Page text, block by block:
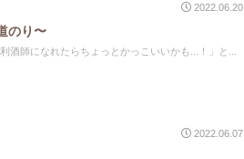
2022.06.20
のり〜
始めて、「利酒師になれたらちょっとかっこいいかも...！」と...
2022.06.07